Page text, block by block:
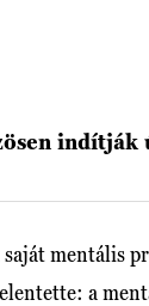
mentális
a